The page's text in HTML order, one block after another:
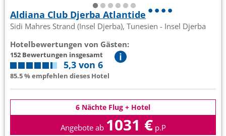
Aldiana Club Djerba Atlantide
Sidi Mahres Strand (Insel Djerba), Tunesien - Insel Djerba
Hotelbewertungen von Gästen:
152 Bewertungen insgesamt
5,3 von 6
85.5 % empfehlen dieses Hotel
6 Nächte Flug + Hotel
Angebote ab 1031 € p.P